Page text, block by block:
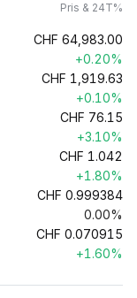
Pris & 24T%
CHF 64,983.00
+0.20%
CHF 1,919.63
+0.10%
CHF 76.15
+3.10%
CHF 1.042
+1.80%
CHF 0.999384
0.00%
CHF 0.070915
+1.60%